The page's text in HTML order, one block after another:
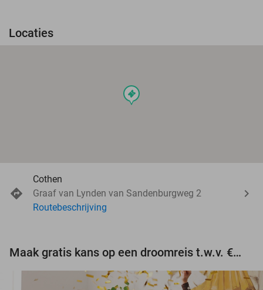
Locaties
events
Cothen
Graaf van Lynden van Sandenburgweg 2
Routebeschrijving
Maak gratis kans op een droomreis t.w.v. €3.000!